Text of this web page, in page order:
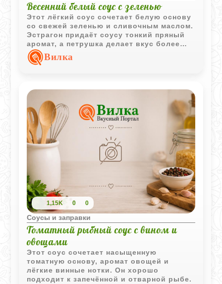
Весенний белый соус с зеленью
Этот лёгкий соус сочетает белую основу
со свежей зеленью и сливочным маслом.
Эстрагон придаёт соусу тонкий пряный
аромат, а петрушка делает вкус более
свежим.Вилка
1,15K 0 0
Соусы и заправки
Томатный рыбный соус с вином и
овощами
Этот соус сочетает насыщенную
томатную основу, аромат овощей и
лёгкие винные нотки. Он хорошо
подходит к запечённой и отварной рыбе.